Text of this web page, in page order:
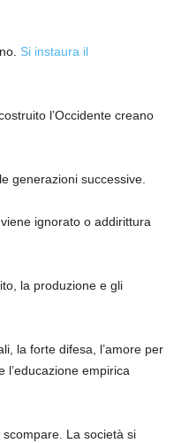
Si instaura il
l’Occidente creano
generazioni successive.
ignorato o addirittura
la produzione e gli
la forte difesa, l’amore per
l’educazione empirica
La società si